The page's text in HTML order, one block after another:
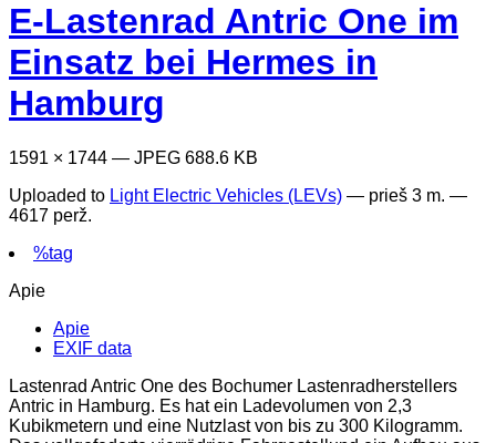
E-Lastenrad Antric One im
Einsatz bei Hermes in
Hamburg
1591 × 1744 — JPEG 688.6 KB
Uploaded to Light Electric Vehicles (LEVs) — prieš 3 m. —
4617 perž.
%tag
Apie
Apie
EXIF data
Lastenrad Antric One des Bochumer Lastenradherstellers
Antric in Hamburg. Es hat ein Ladevolumen von 2,3
Kubikmetern und eine Nutzlast von bis zu 300 Kilogramm.